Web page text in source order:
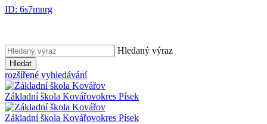
ID: 6s7mnrg
Hledaný výraz
Hledat
rozšířené vyhledávání
Základní škola Kovářovokres Písek
Základní škola Kovářovokres Písek